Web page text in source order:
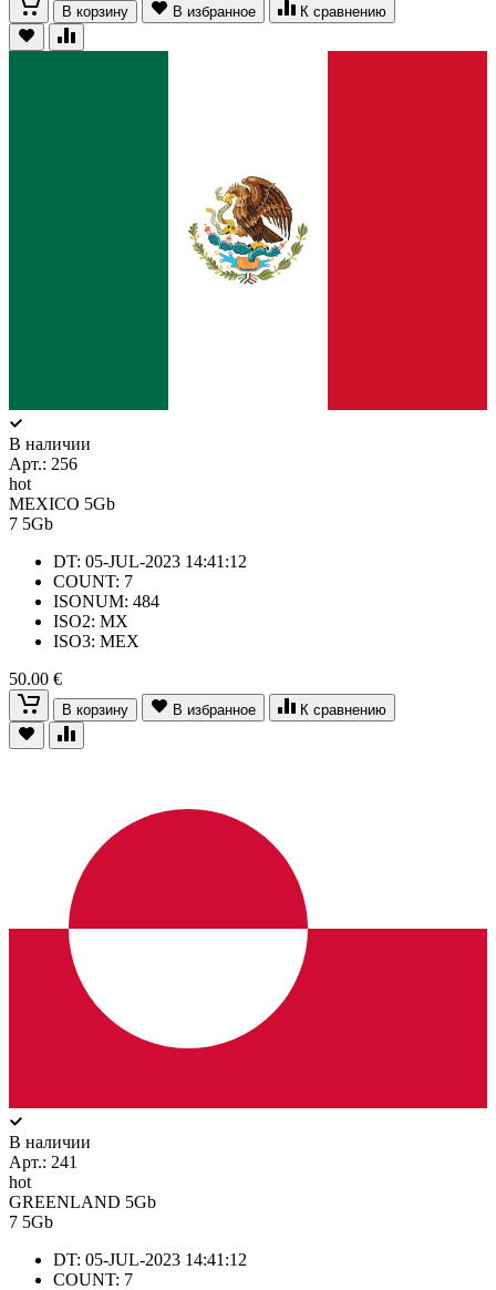
В корзину В избранное К сравнению
В наличии
Арт.: 256
hot
MEXICO 5Gb
7 5Gb
DT: 05-JUL-2023 14:41:12
COUNT: 7
ISONUM: 484
ISO2: MX
ISO3: MEX
50.00 €
В корзину В избранное К сравнению
В наличии
Арт.: 241
hot
GREENLAND 5Gb
7 5Gb
DT: 05-JUL-2023 14:41:12
COUNT: 7